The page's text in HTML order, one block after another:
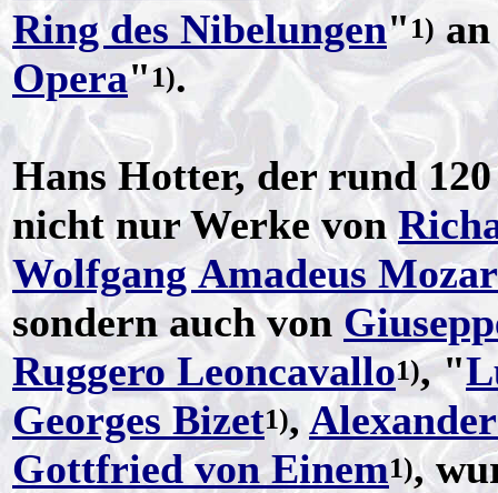
Ring des Nibelungen"1)an
Opera"1).
Hans Hotter, der rund
nicht nur Werke von
Wolfgang Amadeus
sondern auch von
Ruggero Leoncavallo1), "
Georges Bizet1),
Gottfried von Einem1),